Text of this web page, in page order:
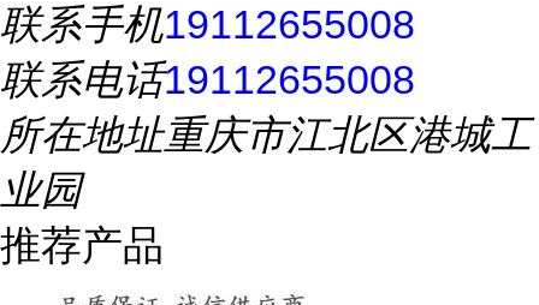
联系手机19112655008
联系电话19112655008
所在地址重庆市江北区港城工
业园
推荐产品